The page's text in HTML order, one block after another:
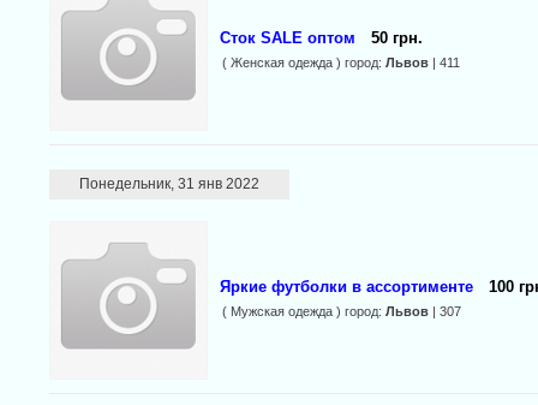
Сток SALE оптом 50 грн.
( Женская одежда ) город: Львов| 411
Понедельник, 31 янв 2022
Яркие футболки в ассортименте 100
( Мужская одежда ) город: Львов| 307